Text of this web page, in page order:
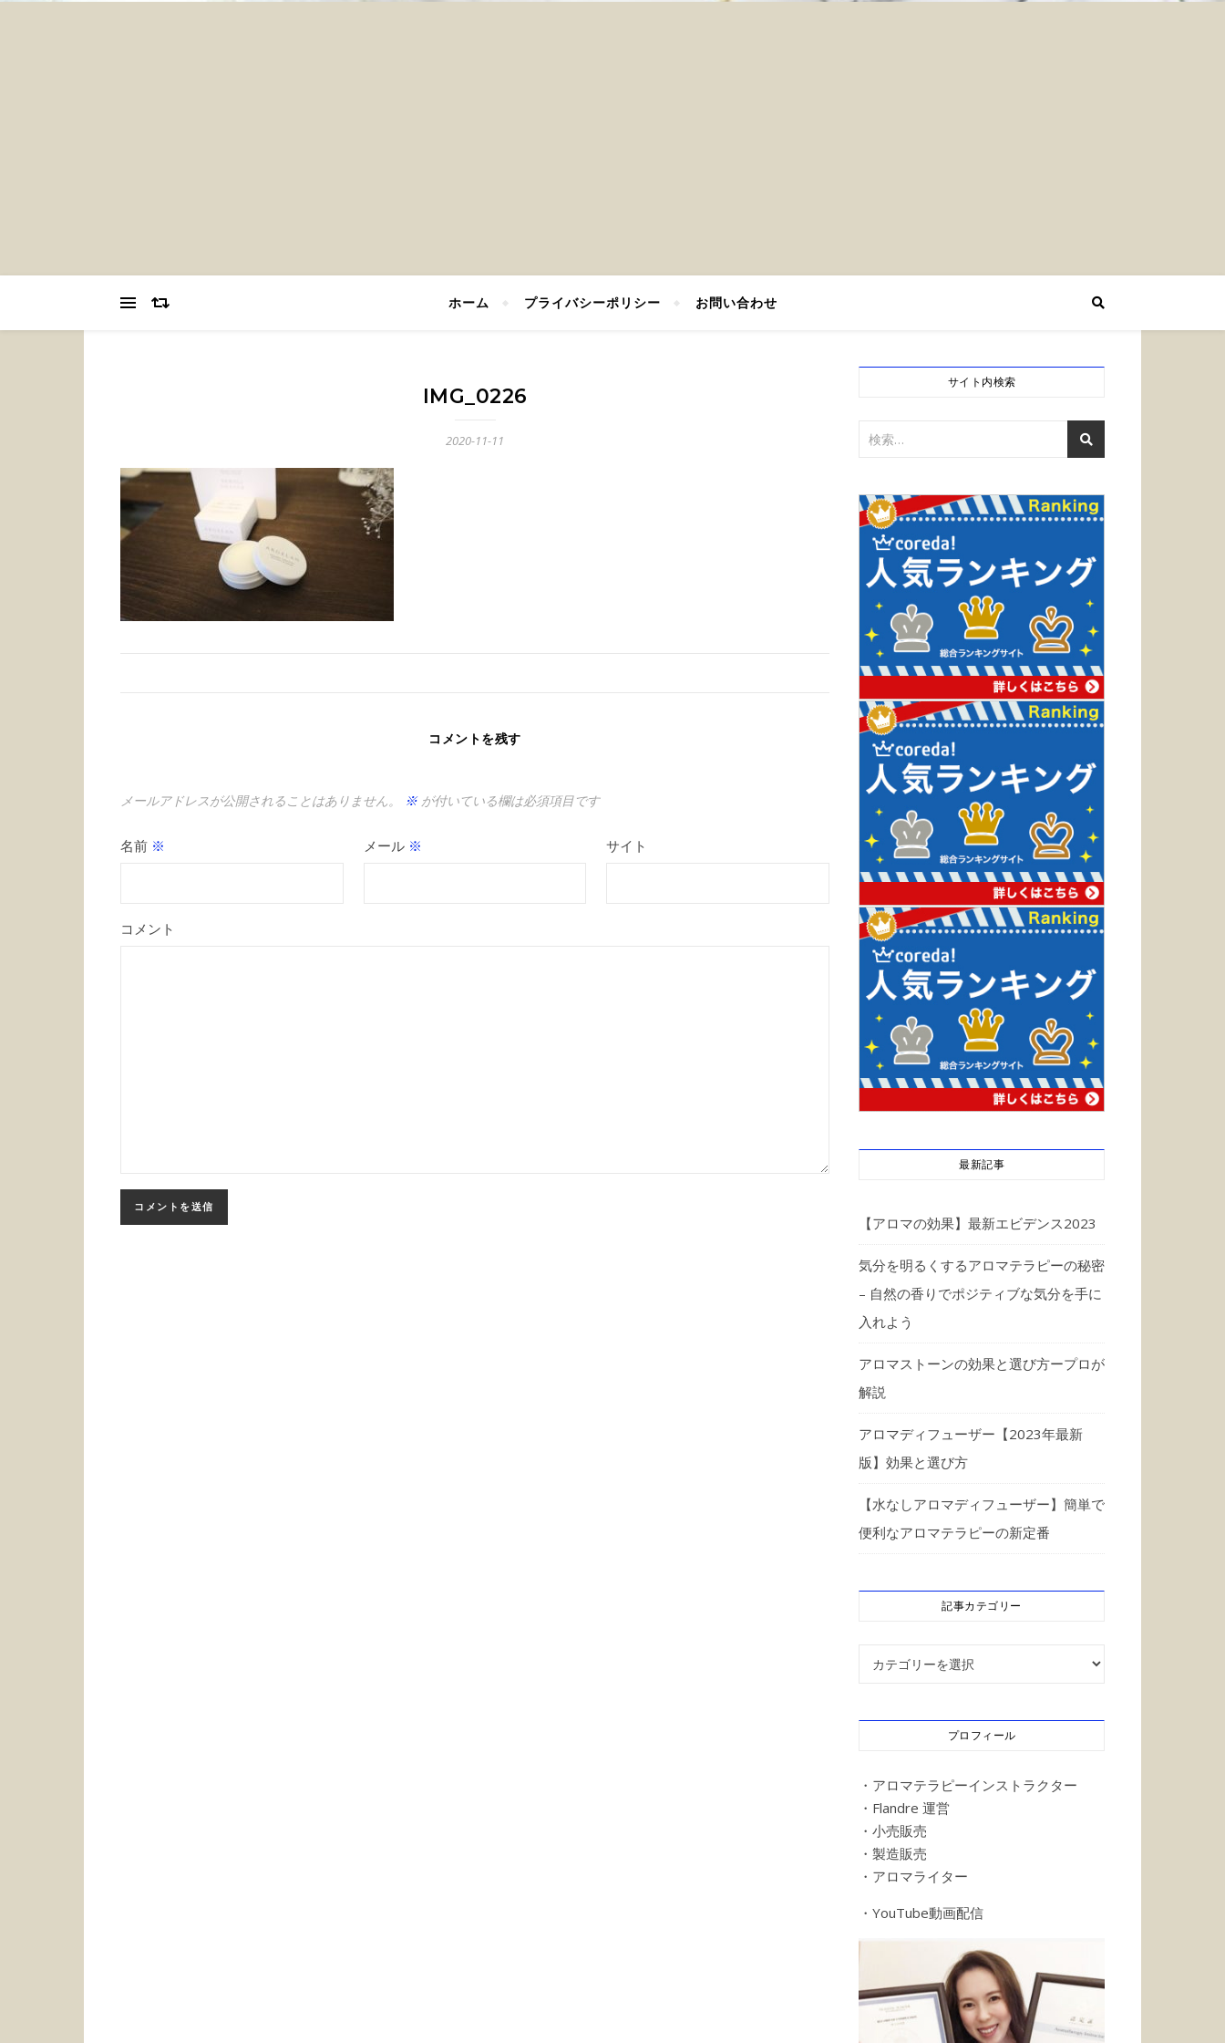
ホーム プライバシーポリシー お問い合わせ
IMG_0226
2020-11-11
コメントを残す
メールアドレスが公開されることはありません。 ※が付いている欄は必須項目です
名前 ※ メール ※ サイト
コメント
サイト内検索
最新記事
【アロマの効果】最新エビデンス2023
気分を明るくするアロマテラピーの秘密
– 自然の香りでポジティブな気分を手に
入れよう
アロマストーンの効果と選び方ープロが
解説
アロマディフューザー【2023年最新
版】効果と選び方
【水なしアロマディフューザー】簡単で
便利なアロマテラピーの新定番
記事カテゴリー
記事カテゴリー
プロフィール
・アロマテラピーインストラクター
・Flandre 運営
・小売販売
・製造販売
・アロマライター
・YouTube動画配信